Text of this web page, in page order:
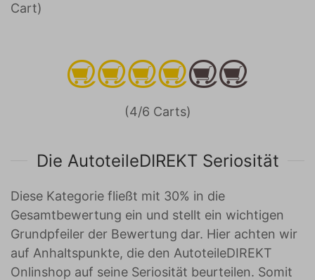
Cart)
(4/6 Carts)
Die AutoteileDIREKT Seriosität
Diese Kategorie fließt mit 30% in die
Gesamtbewertung ein und stellt ein wichtigen
Grundpfeiler der Bewertung dar. Hier achten wir
auf Anhaltspunkte, die den AutoteileDIREKT
Onlinshop auf seine Seriosität beurteilen. Somit